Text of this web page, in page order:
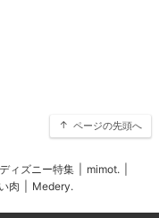
ページの先頭へ
ィズニー特集 mimot.
肉 Medery.